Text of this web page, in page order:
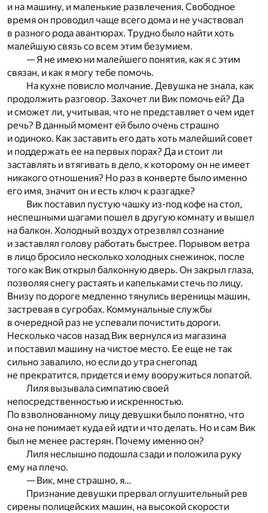
и на машину, и маленькие развлечения. Свободное
время он проводил чаще всего дома и не участвовал
в разного рода авантюрах. Трудно было найти хоть
малейшую связь со всем этим безумием.
— Я не имею ни малейшего понятия, как я с этим
связан, и как я могу тебе помочь.
На кухне повисло молчание. Девушка не знала, как
продолжить разговор. Захочет ли Вик помочь ей? Да
и сможет ли, учитывая, что не представляет о чем идет
речь? В данный момент ей было очень страшно
и одиноко. Как заставить его дать хоть малейший совет
и поддержать ее на первых порах? Да и стоит ли
заставлять и втягивать в дело, к которому он не имеет
никакого отношения? Но раз в конверте было именно
его имя, значит он и есть ключ к разгадке?
Вик поставил пустую чашку из-под кофе на стол,
неспешными шагами пошел в другую комнату и вышел
на балкон. Холодный воздух отрезвлял сознание
и заставлял голову работать быстрее. Порывом ветра
в лицо бросило несколько холодных снежинок, после
того как Вик открыл балконную дверь. Он закрыл глаза,
позволяя снегу растаять и капельками стечь по лицу.
Внизу по дороге медленно тянулись вереницы машин,
застревая в сугробах. Коммунальные службы
в очередной раз не успевали почистить дороги.
Несколько часов назад Вик вернулся из магазина
и поставил машину на чистое место. Ее еще не так
сильно завалило, но если до утра снегопад
не прекратится, придется и ему вооружиться лопатой.
Лиля вызывала симпатию своей
непосредственностью и искренностью.
По взволнованному лицу девушки было понятно, что
она не понимает куда ей идти и что делать. Но и сам Вик
был не менее растерян. Почему именно он?
Лиля неслышно подошла сзади и положила руку
ему на плечо.
— Вик, мне страшно, я…
Признание девушки прервал оглушительный рев
сирены полицейских машин, на высокой скорости